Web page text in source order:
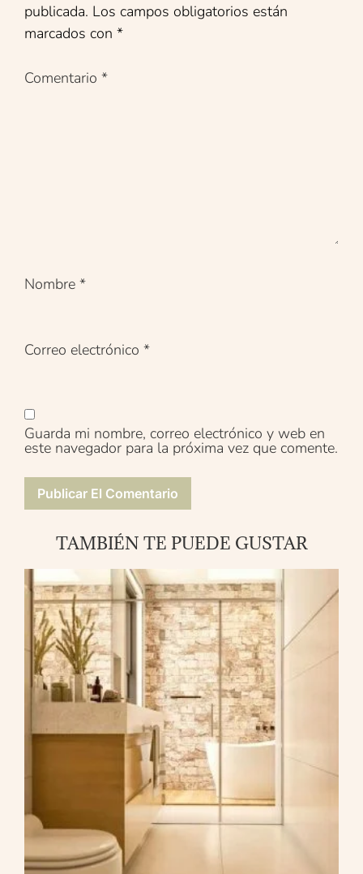
publicada. Los campos obligatorios están
marcados con *
Comentario *
Nombre *
Correo electrónico *
Guarda mi nombre, correo electrónico y web en
este navegador para la próxima vez que comente.
TAMBIÉN TE PUEDE GUSTAR